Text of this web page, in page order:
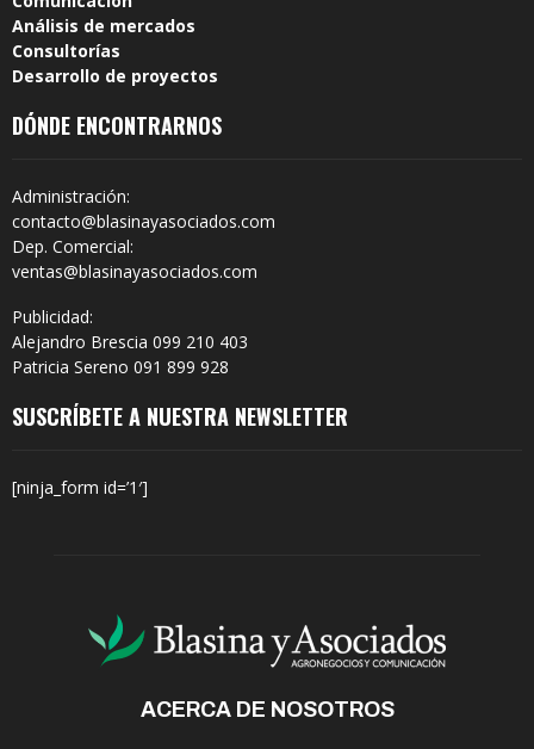
Análisis de mercados
Consultorías
Desarrollo de proyectos
DÓNDE ENCONTRARNOS
Administración:
contacto@blasinayasociados.com
Dep. Comercial:
ventas@blasinayasociados.com
Publicidad:
Alejandro Brescia 099 210 403
Patricia Sereno 091 899 928
SUSCRÍBETE A NUESTRA NEWSLETTER
[ninja_form id=’1′]
ACERCA DE NOSOTROS